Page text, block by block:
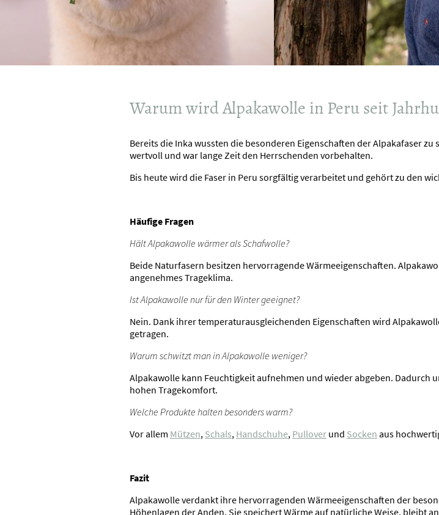
Warum wird Alpakawolle in Peru seit
Bereits die Inka wussten die besonderen Eigenschaften der Alpakafaser
wertvoll und war lange Zeit den Herrschenden vorbehalten.
Bis heute wird die Faser in Peru sorgfältig verarbeitet und gehört zu den
Häufige Fragen
Hält Alpakawolle wärmer als Schafwolle?
Beide Naturfasern besitzen hervorragende Wärmeeigenschaften.
angenehmes Trageklima.
Ist Alpakawolle nur für den Winter geeignet?
Nein. Dank ihrer temperaturausgleichenden Eigenschaften wird
getragen.
Warum schwitzt man in Alpakawolle weniger?
Alpakawolle kann Feuchtigkeit aufnehmen und wieder abgeben. Dadurch
hohen Tragekomfort.
Welche Produkte halten besonders warm?
Vor allem Mützen, Schals, Handschuhe, Pullover und Socken aus
Fazit
Alpakawolle verdankt ihre hervorragenden Wärmeeigenschaften der
Höhenlagen der Anden. Sie speichert Wärme auf natürliche Weise, bleibt